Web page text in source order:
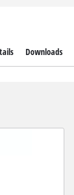
Downloads